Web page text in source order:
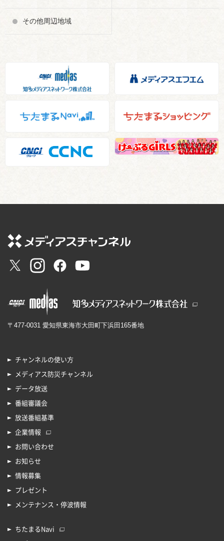
その他周辺地域
〒477-0031 愛知県東海市大田町下浜田165番地
チャンネルの使い方
メディアス防災チャンネル
データ放送
番組審議会
放送番組基準
企業情報
お問い合わせ
お知らせ
情報募集
プレゼント
メンテナンス・停波情報
ちたまるNavi